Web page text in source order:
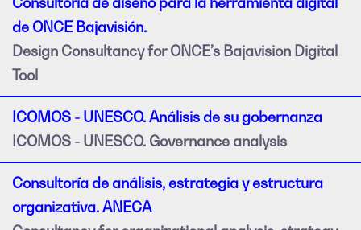
de ONCE Bajavisión.
Design Consultancy for ONCE’s Bajavision Digital
Tool
ICOMOS - UNESCO. Análisis de su gobernanza
ICOMOS - UNESCO. Governance analysis
Consultoría de análisis, estrategia y estructura
organizativa. ANECA